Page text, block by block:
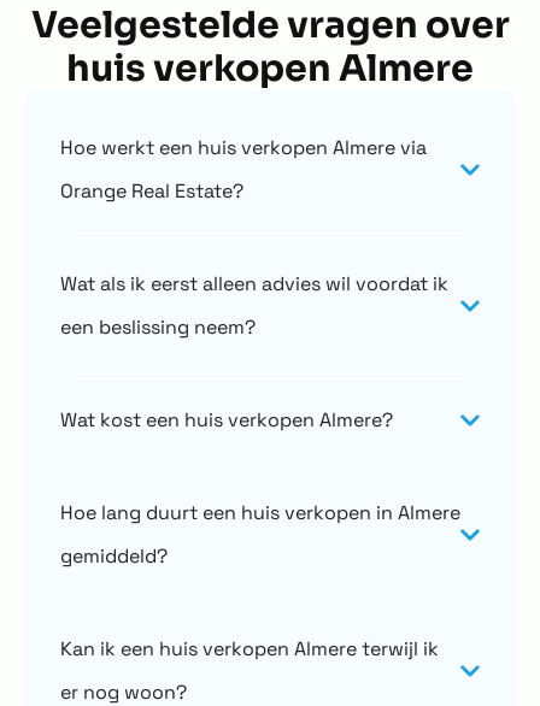
Veelgestelde vragen over
huis verkopen Almere
Hoe werkt een huis verkopen Almere via
Orange Real Estate?
Wat als ik eerst alleen advies wil voordat ik
een beslissing neem?
Wat kost een huis verkopen Almere?
Hoe lang duurt een huis verkopen in Almere
gemiddeld?
Kan ik een huis verkopen Almere terwijl ik
er nog woon?